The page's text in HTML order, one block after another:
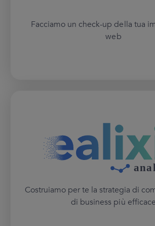
Facciamo un check-up della tua
web
Costruiamo per te la strategia di
di business più efficace